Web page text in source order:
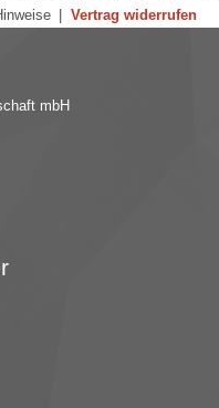
Vertrag widerrufen
mbH